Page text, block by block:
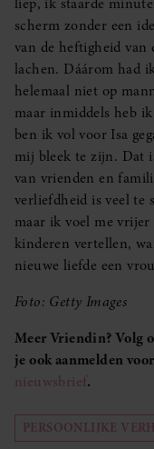
scherm zonder een
van de heftigheid van
lachen. Dáárom had
helemaal niet op
maar inmiddels heb
ben ik vol voor Isa
mij bleek te zijn. Dat
van vrienden en
verliefdheid is veel te
maar ik voel me
kinderen vertellen,
nieuwe liefde een
Foto: Getty Images
Meer Vriendin? Volg
je ook aanmelden
nieuwsbrief.
PERSOONLIJKE